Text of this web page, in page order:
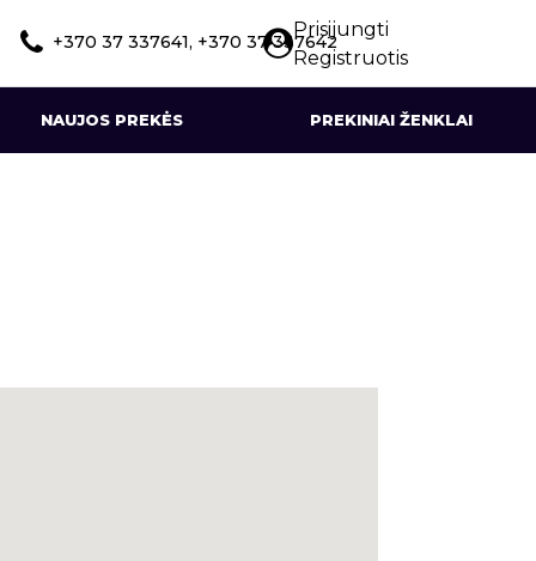
Prisijungti
Registruotis
+370 37 337641, +370 37 337642
NAUJOS PREKĖS PREKINIAI ŽENKLAI